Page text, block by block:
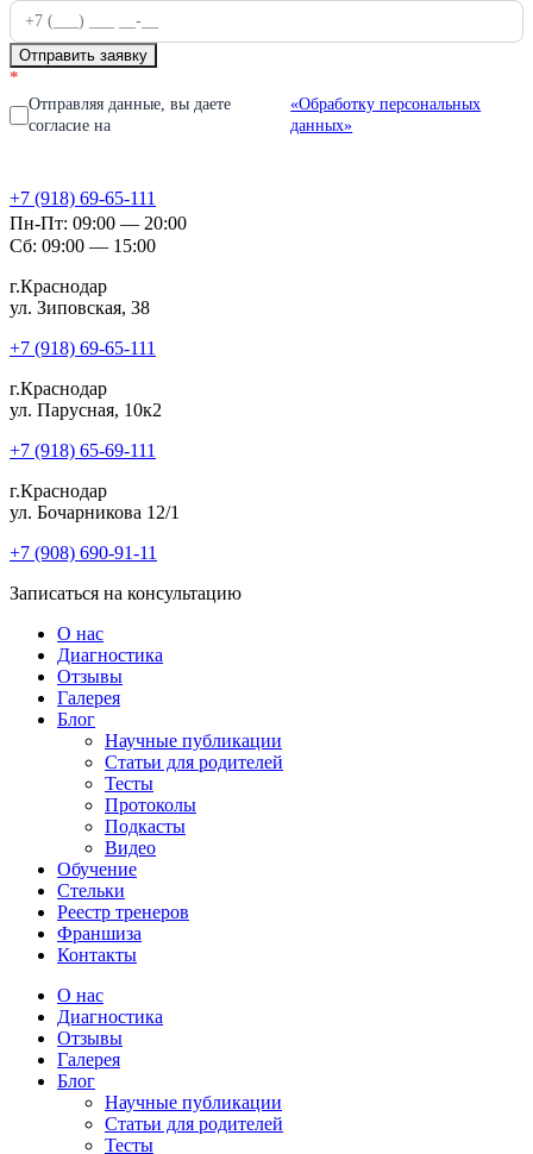
Отправить заявку
*
Отправляя данные, вы даете
согласие на
«Обработку персональных
данных»
+7 (918) 69-65-111
Пн-Пт: 09:00 — 20:00
Сб: 09:00 — 15:00
г.Краснодар
ул. Зиповская, 38
+7 (918) 69-65-111
г.Краснодар
ул. Парусная, 10к2
+7 (918) 65-69-111
г.Краснодар
ул. Бочарникова 12/1
+7 (908) 690-91-11
Записаться на консультацию
О нас
Диагностика
Отзывы
Галерея
Блог
Научные публикации
Статьи для родителей
Тесты
Протоколы
Подкасты
Видео
Обучение
Стельки
Реестр тренеров
Франшиза
Контакты
О нас
Диагностика
Отзывы
Галерея
Блог
Научные публикации
Статьи для родителей
Тесты